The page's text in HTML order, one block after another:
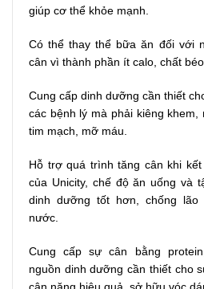
giúp cơ thể khỏe mạnh.
Có thể thay thể bữa ăn đối với
cân vì thành phần ít calo, chất béo.
Cung cấp dinh dưỡng cần thiết
các bệnh lý mà phải kiêng khem,
tim mạch, mỡ máu.
Hỗ trợ quá trình tăng cân khi
của Unicity, chế độ ăn uống và
dinh dưỡng tốt hơn, chống
nước.
Cung cấp sự cân bằng
nguồn dinh dưỡng cần thiết cho